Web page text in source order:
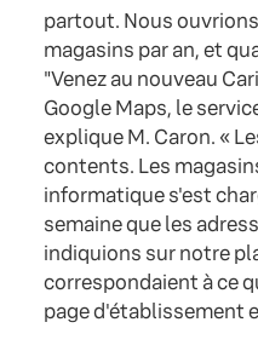
partout. Nous
magasins par an, et
"Venez au nouveau
Google Maps, le
explique M. Caron. «
contents. Les
informatique s'est
semaine que les
indiquions sur notre
correspondaient à ce
page d'établissement